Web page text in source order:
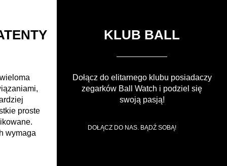
proste
wymaga
KLUB BALL
Dołącz do elitarnego klubu posiadaczy
zegarków Ball Watch i podziel się
swoją pasją!
DOŁĄCZ DO NAS. BĄDŹ SOBĄ!